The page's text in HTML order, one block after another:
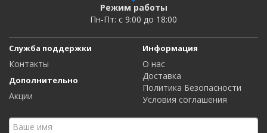
Режим работы
Пн-Пт: c 9:00 до 18:00
Служба поддержки
Контакты
Дополнительно
Акции
Информация
О нас
Доставка
Политика Безопасности
Условия соглашения